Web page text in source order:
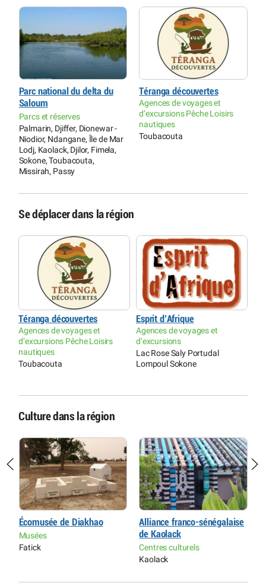
Parc national du delta du
Saloum
Parcs et réserves
Palmarin, Djiffer, Dionewar -
Niodior, Ndangane, Île de Mar
Lodj, Kaolack, Djilor, Fimela,
Sokone, Toubacouta,
Missirah, Passy
Téranga découvertes
Agences de voyages et
d’excursions Pêche Loisirs
nautiques
Toubacouta
Se déplacer dans la région
Téranga découvertes
Agences de voyages et
d’excursions Pêche Loisirs
nautiques
Toubacouta
Esprit d’Afrique
Agences de voyages et
d’excursions
Lac Rose Saly Portudal
Lompoul Sokone
Culture dans la région
Écomusée de Diakhao
Musées
Fatick
Alliance franco-sénégalaise
de Kaolack
Centres culturels
Kaolack